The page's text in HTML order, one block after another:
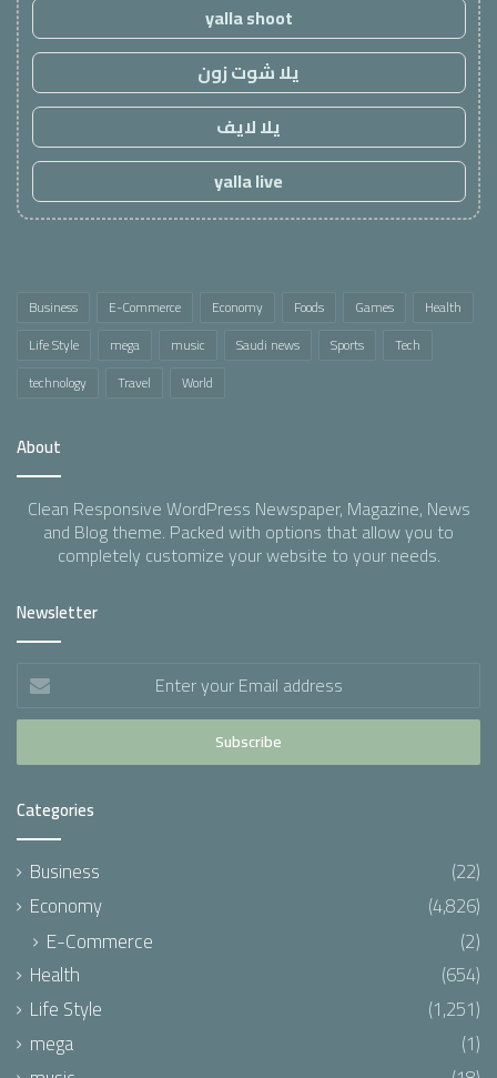
yalla shoot
يلا شوت زون
يلا لايف
yalla live
Business E-Commerce Economy Foods Games
Health
Life Style
mega music Saudi news Sports
Tech
technology
Travel World
About
Clean Responsive WordPress Newspaper, Magazine, News
and Blog theme. Packed with options that allow you to
completely customize your website to your needs.
Newsletter
Enter
your
Email
Categories
Business
(22)
Economy
(4,826)
E-Commerce (2)
Health
(654)
Life Style
(1,251)
mega
(1)